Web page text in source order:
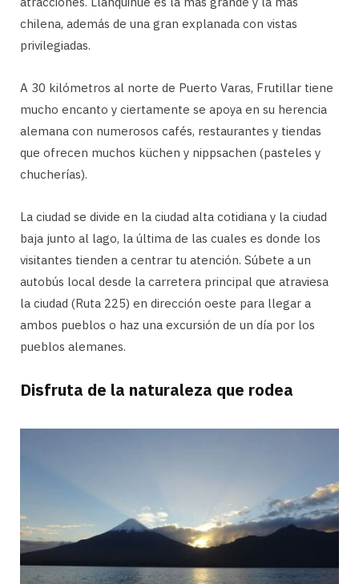
chilena, además de una gran explanada con vistas
privilegiadas.
A 30 kilómetros al norte de Puerto Varas, Frutillar tiene
mucho encanto y ciertamente se apoya en su herencia
alemana con numerosos cafés, restaurantes y tiendas
que ofrecen muchos küchen y nippsachen (pasteles y
chucherías).
La ciudad se divide en la ciudad alta cotidiana y la ciudad
baja junto al lago, la última de las cuales es donde los
visitantes tienden a centrar tu atención. Súbete a un
autobús local desde la carretera principal que atraviesa
la ciudad (Ruta 225) en dirección oeste para llegar a
ambos pueblos o haz una excursión de un día por los
pueblos alemanes.
Disfruta de la naturaleza que rodea